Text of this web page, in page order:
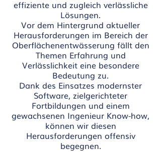
effiziente und zugleich verlässliche
Lösungen.
Vor dem Hintergrund aktueller
Herausforderungen im Bereich der
Oberflächenentwässerung fällt den
Themen Erfahrung und
Verlässlichkeit eine besondere
Bedeutung zu.
Dank des Einsatzes modernster
Software, zielgerichteter
Fortbildungen und einem
gewachsenen Ingenieur Know-how,
können wir diesen
Herausforderungen offensiv
begegnen.